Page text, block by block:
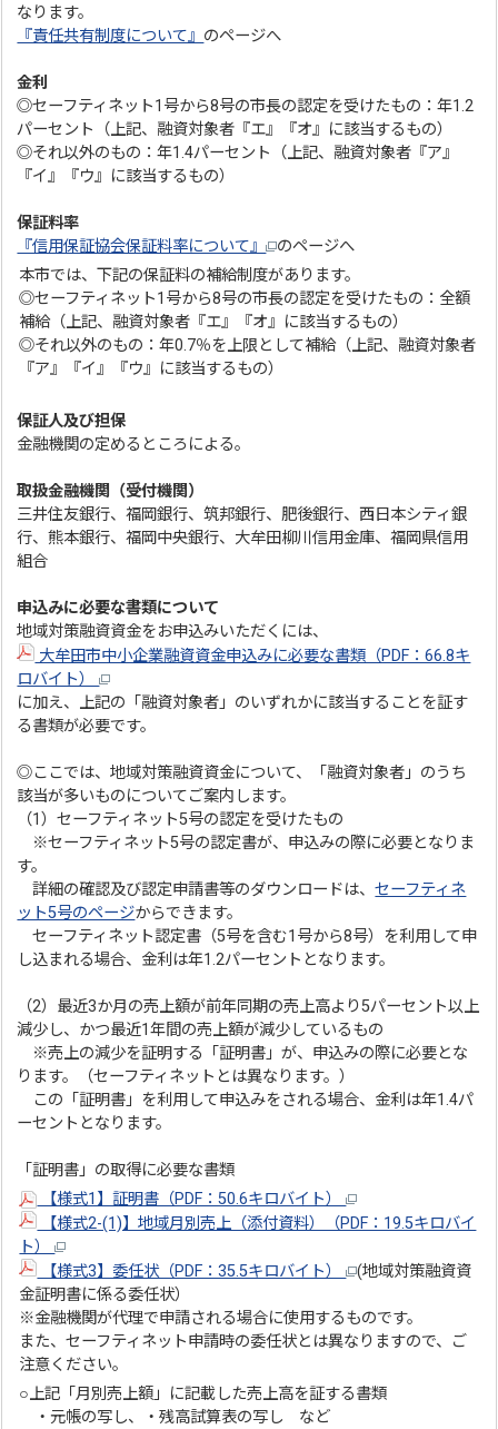
なります。
『責任共有制度について』 のページへ
金利
◎セーフティネット1号から8号の市長の認定を受けたもの：年1.2
パーセント（上記、融資対象者『エ』『オ』に該当するもの）
◎それ以外のもの：年1.4パーセント（上記、融資対象者『ア』
『イ』『ウ』に該当するもの）
保証料率
『信用保証協会保証料率について』
のページへ
本市では、下記の保証料の補給制度があります。
◎セーフティネット1号から8号の市長の認定を受けたもの：全額
補給（上記、融資対象者『エ』『オ』に該当するもの）
◎それ以外のもの：年0.7％を上限として補給（上記、融資対象者
『ア』『イ』『ウ』に該当するもの）
保証人及び担保
金融機関の定めるところによる。
取扱金融機関（受付機関）
三井住友銀行、福岡銀行、筑邦銀行、肥後銀行、西日本シティ銀
行、熊本銀行、福岡中央銀行、大牟田柳川信用金庫、福岡県信用
組合
申込みに必要な書類について
地域対策融資資金をお申込みいただくには、
大牟田市中小企業融資資金申込みに必要な書類（PDF：66.8キ
ロバイト）
に加え、上記の「融資対象者」のいずれかに該当することを証す
る書類が必要です。
◎ここでは、地域対策融資資金について、「融資対象者」のうち
該当が多いものについてご案内します。
（1）セーフティネット5号の認定を受けたもの
※セーフティネット5号の認定書が、申込みの際に必要となりま
す。
詳細の確認及び認定申請書等のダウンロードは、セーフティネ
ット5号のページからできます。
セーフティネット認定書（5号を含む1号から8号）を利用して申
し込まれる場合、金利は年1.2パーセントとなります。
（2）最近3か月の売上額が前年同期の売上高より5パーセント以上
減少し、かつ最近1年間の売上額が減少しているもの
※売上の減少を証明する「証明書」が、申込みの際に必要とな
ります。（セーフティネットとは異なります。）
この「証明書」を利用して申込みをされる場合、金利は年1.4パ
ーセントとなります。
「証明書」の取得に必要な書類
【様式1】証明書（PDF：50.6キロバイト）
【様式2-(1)】地域月別売上（添付資料）（PDF：19.5キロバイ
ト）
【様式3】委任状（PDF：35.5キロバイト） (地域対策融資資
金証明書に係る委任状）
※金融機関が代理で申請される場合に使用するものです。
また、セーフティネット申請時の委任状とは異なりますので、ご
注意ください。
○上記「月別売上額」に記載した売上高を証する書類
・元帳の写し、・残高試算表の写し など